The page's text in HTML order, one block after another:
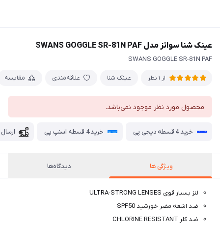
عینک شنا سوانز مدل SWANS GOGGLE SR-81N PAF
SWANS GOGGLE SR-81N PAF
از 1 نظر عینک شنا علاقه‌مندی مقایسه
محصول مورد نظر موجود نمی‌باشد.
خرید 4 قسطه دیجی پی خرید 4 قسطه اسنپ پی
ویژگی ها دیدگاه‌ها
لنز بسیار قوی ULTRA-STRONG LENSES
ضد اشعه مضر خورشید SPF50
ضد کلر CHLORINE RESISTANT